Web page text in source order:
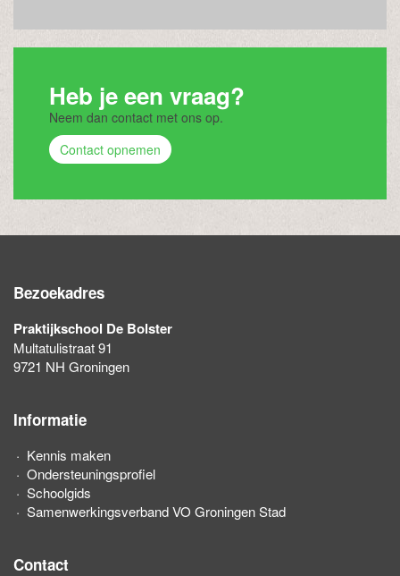
Heb je een vraag?
Neem dan contact met ons op.
Contact opnemen
Bezoekadres
Praktijkschool De Bolster
Multatulistraat 91
9721 NH Groningen
Informatie
Kennis maken
Ondersteuningsprofiel
Schoolgids
Samenwerkingsverband VO Groningen Stad
Contact